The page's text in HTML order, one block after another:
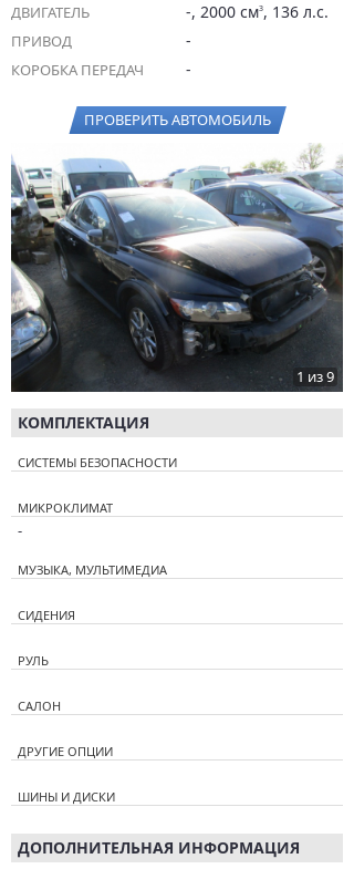
ДВИГАТЕЛЬ -, 2000 см3, 136 л.с.
ПРИВОД -
КОРОБКА ПЕРЕДАЧ -
ПРОВЕРИТЬ АВТОМОБИЛЬ
1 из 9
КОМПЛЕКТАЦИЯ
СИСТЕМЫ БЕЗОПАСНОСТИ
МИКРОКЛИМАТ
-
МУЗЫКА, МУЛЬТИМЕДИА
СИДЕНИЯ
РУЛЬ
САЛОН
ДРУГИЕ ОПЦИИ
ШИНЫ И ДИСКИ
ДОПОЛНИТЕЛЬНАЯ ИНФОРМАЦИЯ